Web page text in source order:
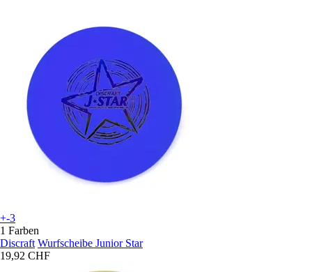
+-3
1 Farben
Discraft Wurfscheibe Junior Star
19,92 CHF